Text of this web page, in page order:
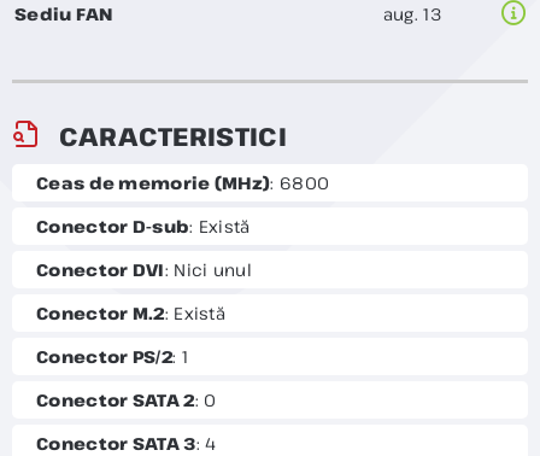
Sediu FAN
aug. 13
CARACTERISTICI
Ceas de memorie (MHz): 6800
Conector D-sub: Există
Conector DVI: Nici unul
Conector M.2: Există
Conector PS/2: 1
Conector SATA 2: 0
Conector SATA 3: 4